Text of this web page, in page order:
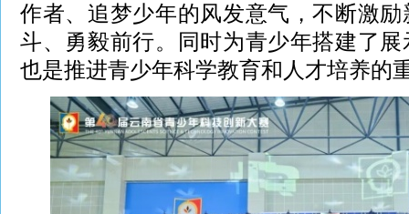
作者、追梦少年的风发意气，不断激
斗、勇毅前行。同时为青少年搭建了
也是推进青少年科学教育和人才培养的